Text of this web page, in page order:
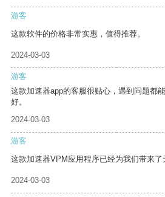
游客
这款软件的价格非常实惠，值得推荐。
2024-03-03
游客
这款加速器app的客服很贴心，遇到问题都
好。
2024-03-03
游客
这款加速器VPM应用程序已经为我们带来了
2024-03-03